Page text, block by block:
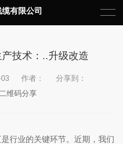
缆有限公司
技术：..升级改造
作者：
分享到：
二维码分享
行业的关键环节。近期，我们